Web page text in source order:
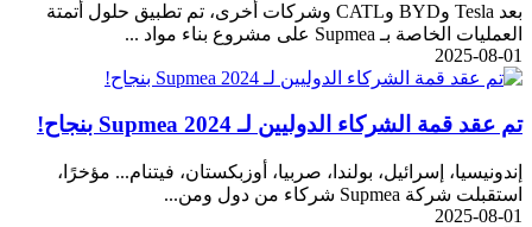
بعد Tesla وBYD وCATL وشركات أخرى، تم تطبيق حلول أتمتة
العمليات الخاصة بـ Supmea على مشروع بناء مواد ...
2025-08-01
تم عقد قمة الشركاء الدوليين لـ Supmea 2024 بنجاح!
إندونيسيا، إسرائيل، بولندا، صربيا، أوزبكستان، فيتنام... مؤخرًا،
استقبلت شركة Supmea شركاء من دول ومن...
2025-08-01